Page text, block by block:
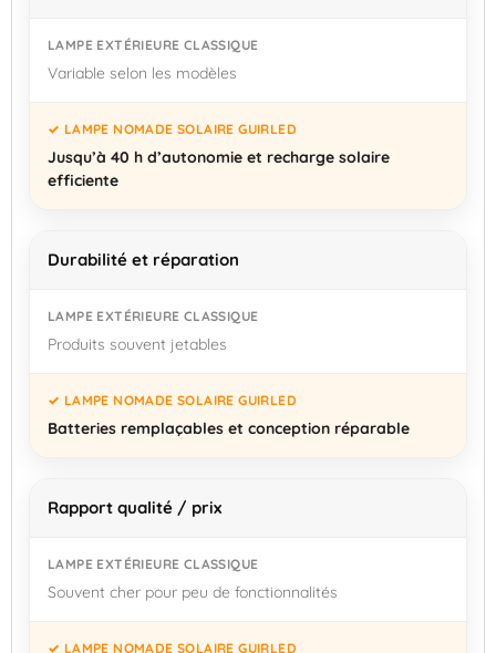
Variable selon les modèles
Jusqu’à 40 h d’autonomie et recharge solaire
efficiente
Durabilité et réparation
Produits souvent jetables
Batteries remplaçables et conception réparable
Rapport qualité / prix
Souvent cher pour peu de fonctionnalités